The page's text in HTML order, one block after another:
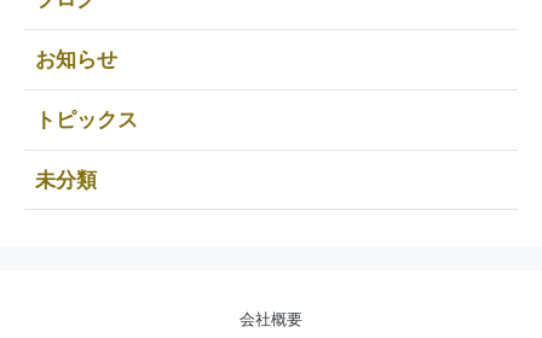
お知らせ
トピックス
未分類
会社概要